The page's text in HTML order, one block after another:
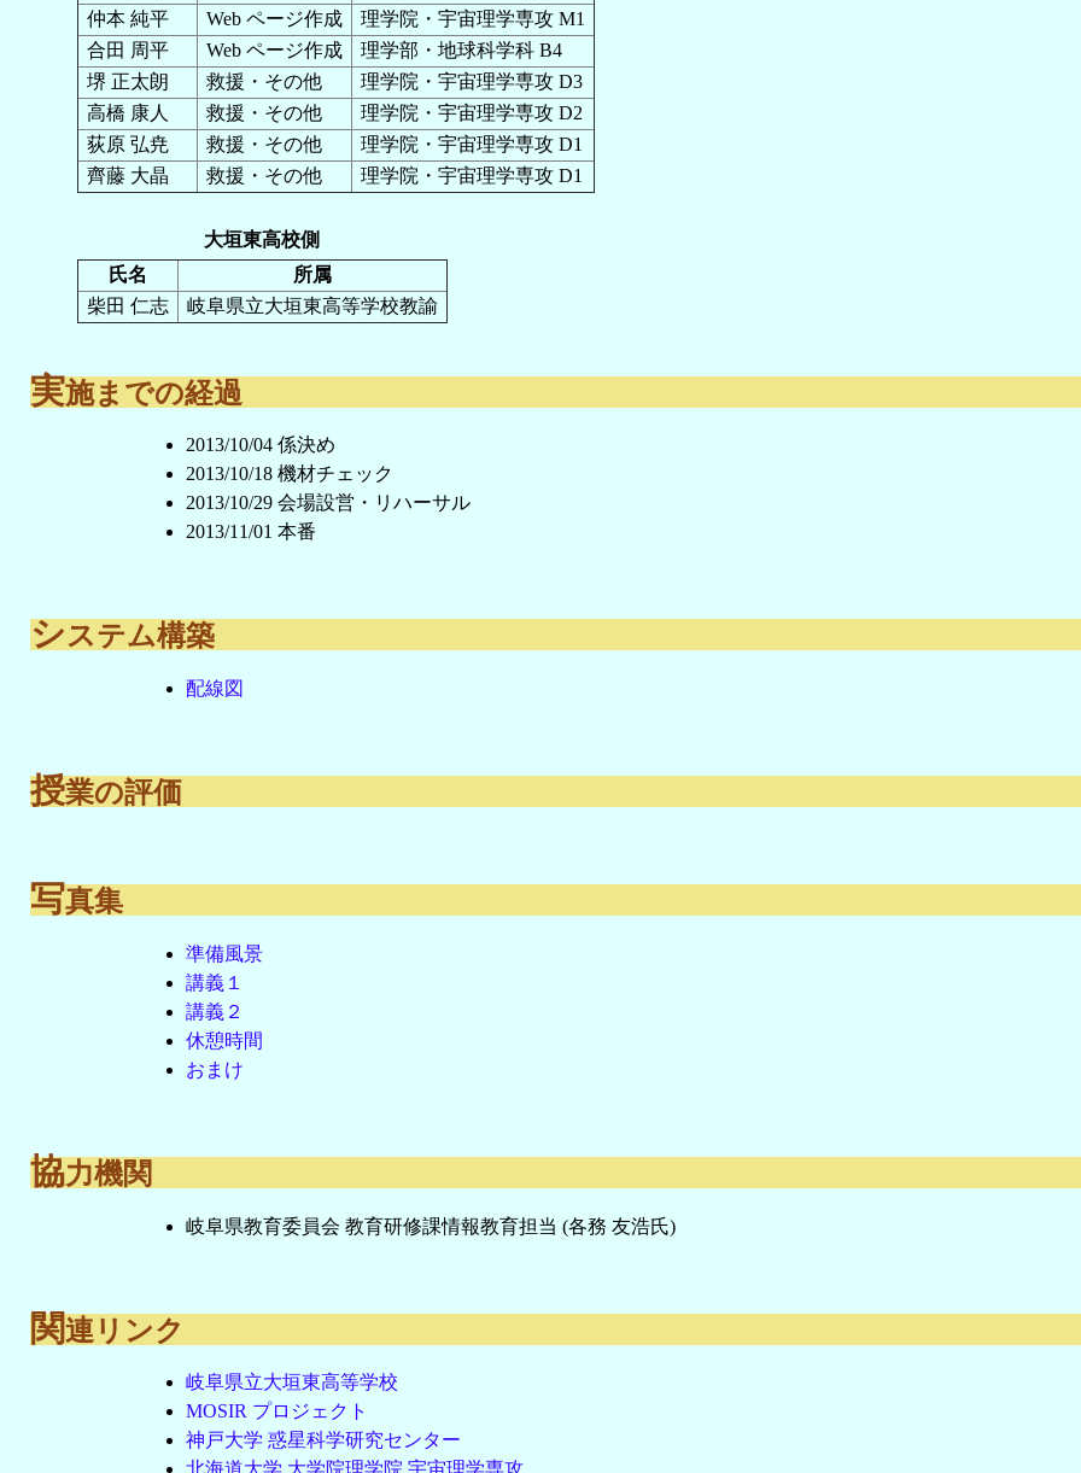
仲本 純平
Web ページ作成
理学院・宇宙理学専攻 M1
合田 周平
Web ページ作成
理学部・地球科学科 B4
堺 正太朗
救援・その他
理学院・宇宙理学専攻 D3
高橋 康人
救援・その他
理学院・宇宙理学専攻 D2
荻原 弘尭
救援・その他
理学院・宇宙理学専攻 D1
齊藤 大晶
救援・その他 理学院・宇宙理学専攻 D1
大垣東高校側
氏名
所属
柴田 仁志
岐阜県立大垣東高等学校教諭
実施までの経過
2013/10/04 係決め
2013/10/18 機材チェック
2013/10/29 会場設営・リハーサル
2013/11/01 本番
システム構築
配線図
授業の評価
写真集
準備風景
講義１
講義２
休憩時間
おまけ
協力機関
岐阜県教育委員会 教育研修課情報教育担当 (各務 友浩氏)
関連リンク
岐阜県立大垣東高等学校
MOSIR プロジェクト
神戸大学 惑星科学研究センター